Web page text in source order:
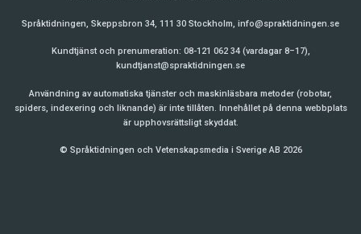
Språktidningen, Skeppsbron 34, 111 30 Stockholm, info@spraktidningen.se
Kundtjänst och prenumeration: 08-121 062 34 (vardagar 8–17),
kundtjanst@spraktidningen.se
Användning av automatiska tjänster och maskinläsbara metoder (robotar,
spiders, indexering och liknande) är inte tillåten. Innehållet på denna webbplats
är upphovsrättsligt skyddat.
© Språktidningen och Vetenskapsmedia i Sverige AB 2026